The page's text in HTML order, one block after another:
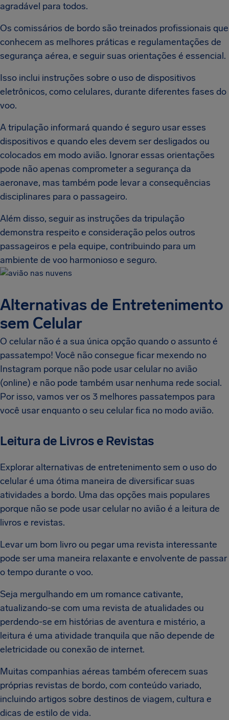
agradável para todos.
Os comissários de bordo são treinados profissionais que
conhecem as melhores práticas e regulamentações de
segurança aérea, e seguir suas orientações é essencial.
Isso inclui instruções sobre o uso de dispositivos
eletrônicos, como celulares, durante diferentes fases do
voo.
A tripulação informará quando é seguro usar esses
dispositivos e quando eles devem ser desligados ou
colocados em modo avião. Ignorar essas orientações
pode não apenas comprometer a segurança da
aeronave, mas também pode levar a consequências
disciplinares para o passageiro.
Além disso, seguir as instruções da tripulação
demonstra respeito e consideração pelos outros
passageiros e pela equipe, contribuindo para um
ambiente de voo harmonioso e seguro.
Alternativas de Entretenimento
sem Celular
O celular não é a sua única opção quando o assunto é
passatempo! Você não consegue ficar mexendo no
Instagram porque não pode usar celular no avião
(online) e não pode também usar nenhuma rede social.
Por isso, vamos ver os 3 melhores passatempos para
você usar enquanto o seu celular fica no modo avião.
Leitura de Livros e Revistas
Explorar alternativas de entretenimento sem o uso do
celular é uma ótima maneira de diversificar suas
atividades a bordo. Uma das opções mais populares
porque não se pode usar celular no avião é a leitura de
livros e revistas.
Levar um bom livro ou pegar uma revista interessante
pode ser uma maneira relaxante e envolvente de passar
o tempo durante o voo.
Seja mergulhando em um romance cativante,
atualizando-se com uma revista de atualidades ou
perdendo-se em histórias de aventura e mistério, a
leitura é uma atividade tranquila que não depende de
eletricidade ou conexão de internet.
Muitas companhias aéreas também oferecem suas
próprias revistas de bordo, com conteúdo variado,
incluindo artigos sobre destinos de viagem, cultura e
dicas de estilo de vida.